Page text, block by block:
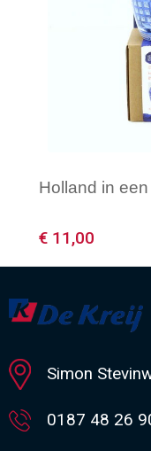
Holland in een
€ 11,00
Minimale
Simon
0187 48 26